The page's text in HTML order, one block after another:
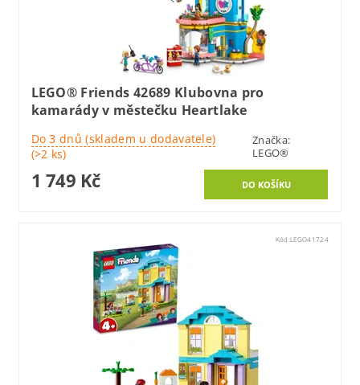
LEGO® Friends 42689 Klubovna pro
kamarády v městečku Heartlake
Do 3 dnů (skladem u dodavatele)
(>2 ks)
Značka:
LEGO®
1 749 Kč
Kód:LEGO41724